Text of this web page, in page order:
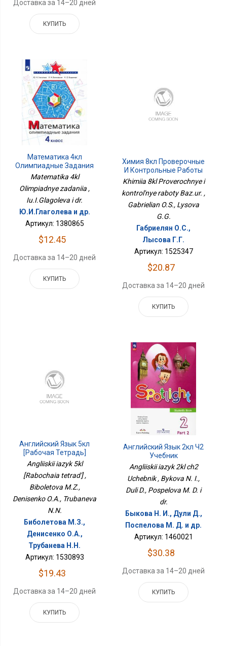
Доставка за 14–20 дней
КУПИТЬ
Математика 4кл
Олимпиадные Задания
Matematika 4kl
Olimpiadnye zadaniia ,
Iu.I.Glagoleva i dr.
Ю.И.Глаголева и др.
Артикул: 1380865
$12.45
Доставка за 14–20 дней
КУПИТЬ
Химия 8кл Проверочные
И Контрольные Работы
Баз.ур.
Khimiia 8kl Proverochnye i
kontrol'nye raboty Baz.ur. ,
Gabrielian O.S., Lysova
G.G.
Габриелян О.С.,
Лысова Г.Г.
Артикул: 1525347
$20.87
Доставка за 14–20 дней
КУПИТЬ
Английский Язык 5кл
[Рабочая Тетрадь]
Angliiskii iazyk 5kl
[Rabochaia tetrad'] ,
Biboletova M.Z.,
Denisenko O.A., Trubaneva
N.N.
Биболетова М.З.,
Денисенко О.А.,
Трубанева Н.Н.
Артикул: 1530893
$19.43
Доставка за 14–20 дней
КУПИТЬ
Английский Язык 2кл Ч2
Учебник
Angliiskii iazyk 2kl ch2
Uchebnik , Bykova N. I.,
Duli D., Pospelova M. D. i
dr.
Быкова Н. И., Дули Д.,
Поспелова М. Д. и др.
Артикул: 1460021
$30.38
Доставка за 14–20 дней
КУПИТЬ